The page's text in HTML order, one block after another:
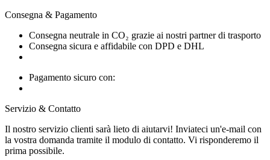
Consegna & Pagamento
Consegna neutrale in CO₂ grazie ai nostri partner di trasporto
Consegna sicura e affidabile con DPD e DHL
Pagamento sicuro con:
Servizio & Contatto
Il nostro servizio clienti sarà lieto di aiutarvi! Inviateci un'e-mail con
la vostra domanda tramite il modulo di contatto. Vi risponderemo il
prima possibile.